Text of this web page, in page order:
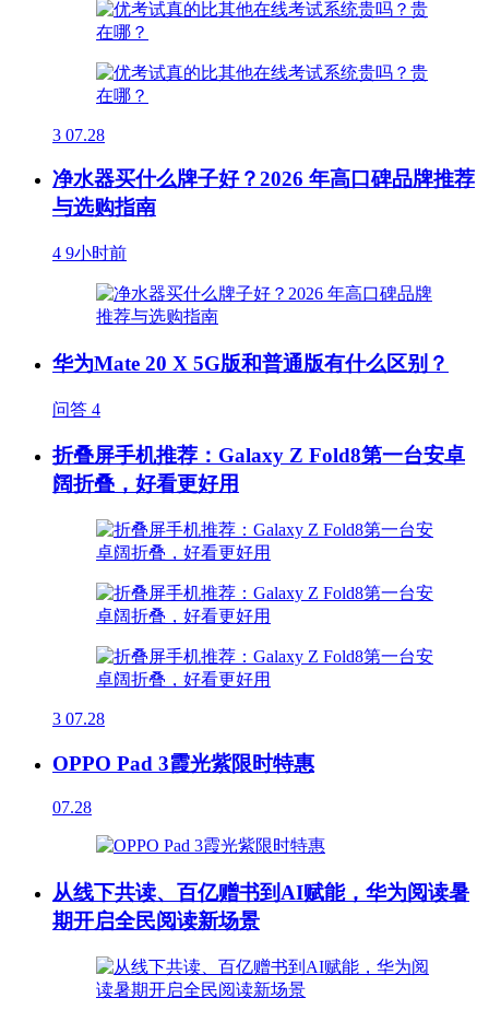
3 07.28
净水器买什么牌子好？2026 年高口碑品牌推荐
与选购指南
4 9小时前
华为Mate 20 X 5G版和普通版有什么区别？
问答 4
折叠屏手机推荐：Galaxy Z Fold8第一台安卓
阔折叠，好看更好用
3 07.28
OPPO Pad 3霞光紫限时特惠
07.28
从线下共读、百亿赠书到AI赋能，华为阅读暑
期开启全民阅读新场景